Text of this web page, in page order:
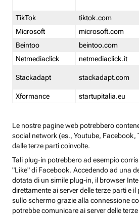
TikTok
tiktok.com
Microsoft
microsoft.com
Beintoo
beintoo.com
Netmediaclick
netmediaclick.it
Stackadapt stackadapt.com
Xformance
startupitalia.eu
Le nostre pagine web potrebbero
social network (es., Youtube, Facebook,
dalle terze parti coinvolte.
Tali plug-in potrebbero ad esempio
"Like" di Facebook. Accedendo ad una
dotata di un simile plug-in, il browser
direttamente ai server delle terze parti e
sullo schermo grazie alla connessione
potrebbe comunicare ai server delle